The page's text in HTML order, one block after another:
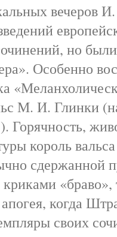
вечеров
но
Особенно
М. И. Глинки
Горячность,
король
сдержанной
«браво»,
когда
своих